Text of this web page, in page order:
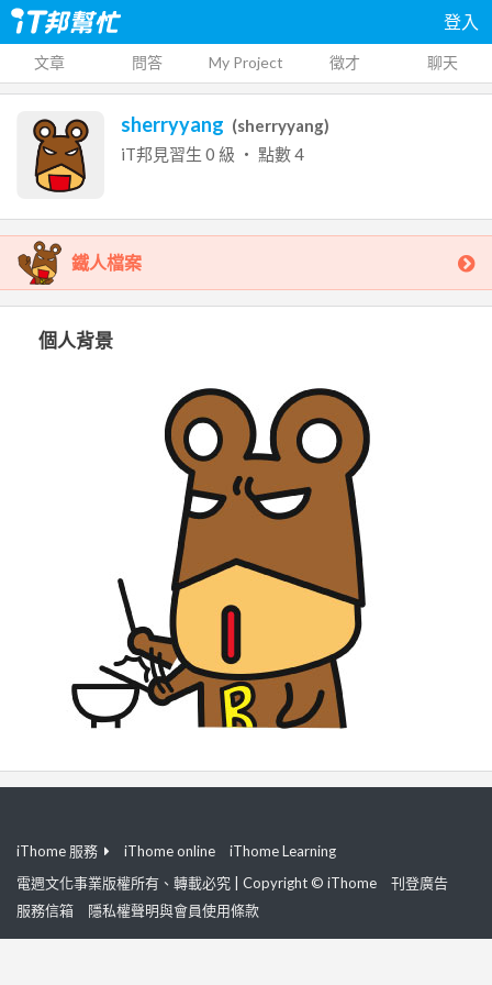
登入
文章 問答 My Project 徵才 聊天
sherryyang (sherryyang)
iT邦見習生 0 級 ‧ 點數4
鐵人檔案
個人背景
iThome 服務 iThome online
iThome Learning
電週文化事業版權所有、轉載必究 | Copyright © iThome
刊登廣告
服務信箱
隱私權聲明與會員使用條款